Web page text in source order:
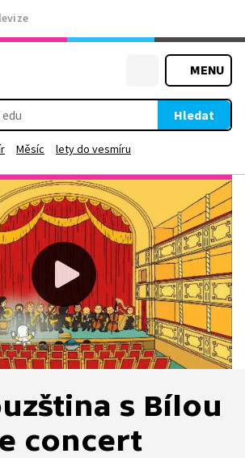
MENU
Hledat
Měsíc lety do vesmíru
s Bílou
concert